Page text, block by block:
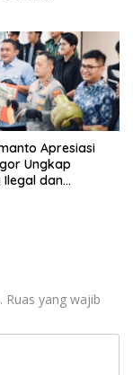
Apresiasi
Ungkap
Ilegal dan
Ruas yang wajib